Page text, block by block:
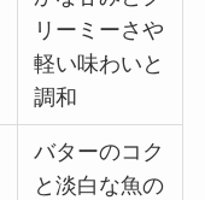
リーミーさや
軽い味わいと
調和
バターのコク
と淡白な魚の